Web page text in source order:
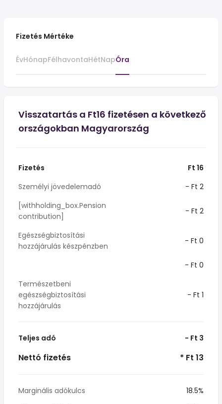
Fizetés Mértéke
ÉvHónapFélhavontaHétNapÓra
Visszatartás a Ft16 fizetésen a következő
országokban Magyarország
Fizetés
Ft 16
Személyi jövedelemadó
- Ft 2
[withholding_box.Pension
contribution]
- Ft 2
Egészségbiztosítási
hozzájárulás készpénzben
- Ft 0
- Ft 0
Természetbeni
egészségbiztosítási
hozzájárulás
- Ft 1
Teljes adó - Ft 3
Nettó fizetés * Ft 13
Marginális adókulcs
18.5%